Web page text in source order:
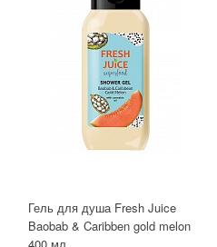
Гель для душа Fresh Juice
Baobab & Caribben gold melon